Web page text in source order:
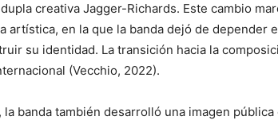
creativa Jagger-Richards. Este cambio
artística, en la que la banda dejó de depender
su identidad. La transición hacia la
(Vecchio, 2022).
la banda también desarrolló una imagen